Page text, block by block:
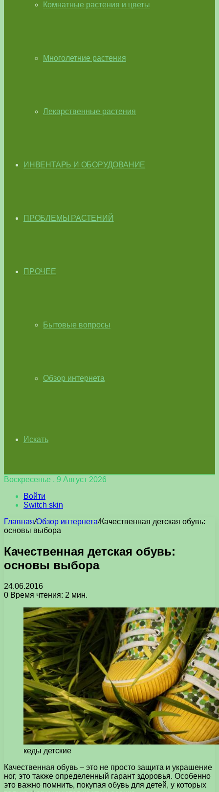
Комнатные растения и цветы
Многолетние растения
Лекарственные растения
ИНВЕНТАРЬ И ОБОРУДОВАНИЕ
ПРОБЛЕМЫ РАСТЕНИЙ
ПРОЧЕЕ
Бытовые вопросы
Обзор интернета
Искать
Воскресенье , 9 Август 2026
Войти
Switch skin
Главная/Обзор интернета/Качественная детская обувь:
основы выбора
Качественная детская обувь:
основы выбора
24.06.2016
0 Время чтения: 2 мин.
кеды детские
Качественная обувь – это не просто защита и украшение
ног, это также определенный гарант здоровья. Особенно
это важно помнить, покупая обувь для детей, у которых